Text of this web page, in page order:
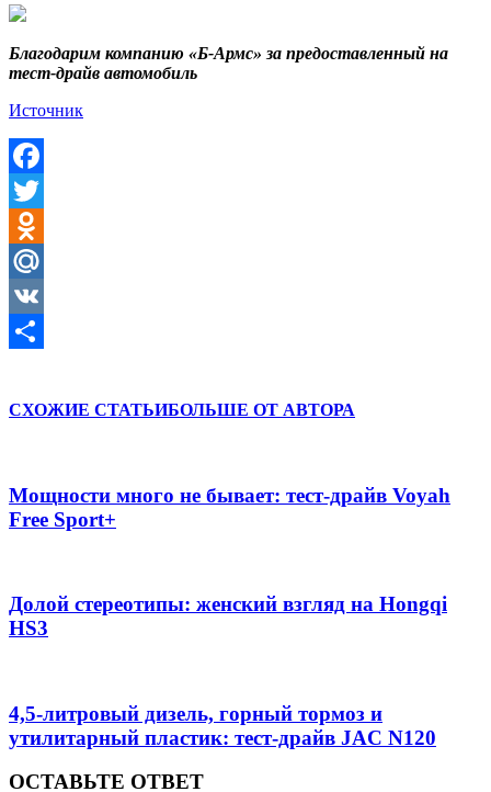
Благодарим компанию «Б-Армс» за предоставленный на
тест-драйв автомобиль
Источник
Facebook
Twitter
Odnoklassniki
Mail.Ru
VK
СХОЖИЕ СТАТЬИБОЛЬШЕ ОТ АВТОРА
Мощности много не бывает: тест-драйв Voyah
Free Sport+
Долой стереотипы: женский взгляд на Hongqi
HS3
4,5-литровый дизель, горный тормоз и
утилитарный пластик: тест-драйв JAC N120
ОСТАВЬТЕ ОТВЕТ